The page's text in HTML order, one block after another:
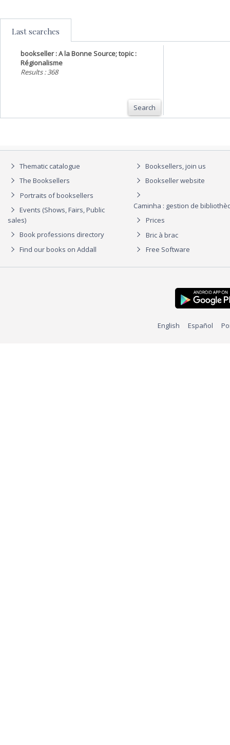
Last searches
bookseller : A la Bonne Source; topic :
Régionalisme
Results : 368
Search
Thematic catalogue
The Booksellers
Portraits of booksellers
Events (Shows, Fairs, Public
sales)
Book professions directory
Find our books on Addall
Booksellers, join us
Bookseller website
Caminha : gestion de
Prices
Bric à brac
Free Software
English Español